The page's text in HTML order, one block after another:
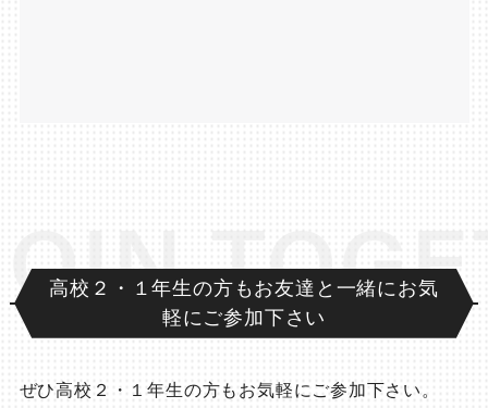
高校２・１年生の方もお友達と一緒にお気
軽にご参加下さい
ぜひ高校２・１年生の方もお気軽にご参加下さい。